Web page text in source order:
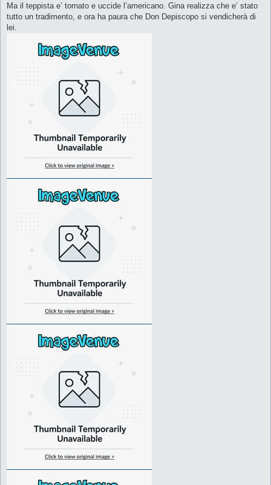
Ma il teppista e’ tornato e uccide l’americano. Gina realizza che e’ stato
tutto un tradimento, e ora ha paura che Don Depiscopo si vendicherà di
lei.